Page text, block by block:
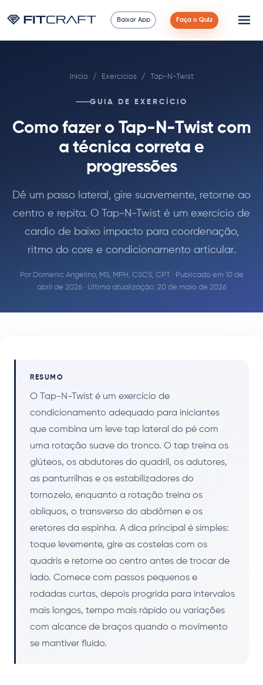
Baixar App Faça o Quiz
Início / Exercícios / Tap-N-Twist
GUIA DE EXERCÍCIO
Como fazer o Tap-N-Twist com
a técnica correta e
progressões
Dê um passo lateral, gire suavemente, retorne ao
centro e repita. O Tap-N-Twist é um exercício de
cardio de baixo impacto para coordenação,
ritmo do core e condicionamento articular.
Por Domenic Angelino, MS, MPH, CSCS, CPT· Publicado em 10 de
abril de 2026 · Última atualização: 20 de maio de 2026
RESUMO
O Tap-N-Twist é um exercício de
condicionamento adequado para iniciantes
que combina um leve tap lateral do pé com
uma rotação suave do tronco. O tap treina os
glúteos, os abdutores do quadril, os adutores,
as panturrilhas e os estabilizadores do
tornozelo, enquanto a rotação treina os
oblíquos, o transverso do abdômen e os
eretores da espinha. A dica principal é simples:
toque levemente, gire as costelas com os
quadris e retorne ao centro antes de trocar de
lado. Comece com passos pequenos e
rodadas curtas, depois progrida para intervalos
mais longos, tempo mais rápido ou variações
com alcance de braços quando o movimento
se mantiver fluido.